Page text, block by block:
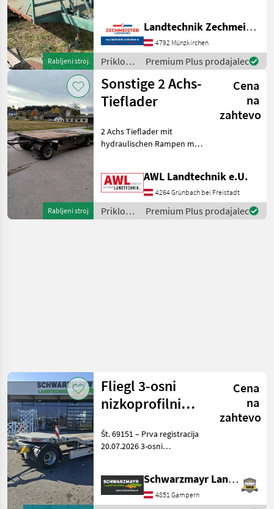
Rabljeni stroj
priklopnik
Landtechnik Zechmeister GmbH & Co KG
4792 Münzkirchen
Priklopniki
/
Sonstige
Premium Plus prodajalec
Rabljeni stroj
Sonstige 2 Achs-
Tieflader
Cena
na
zahtevo
2 Achs Tieflader mit
hydraulischen Rampen mit
Beleuchtung, guter
Zustand. PRIVATVERKAUF
Priklopniki Nizkopodni p
AWL Landtechnik e.U.
4264 Grünbach bei Freistadt
Priklopniki
/
Premium Plus prodajalec
Fliegl 3-osni
nizkoprofilni
Cena
na
zahtevo
Št. 69151 – Prva registracija
20.07.2026 3-osni
Jeklena varjena
konstrukcija - Vrtljivi nosilec
Schwarzmayr Landtechnik GmbH - Gampern
4851 Gampern